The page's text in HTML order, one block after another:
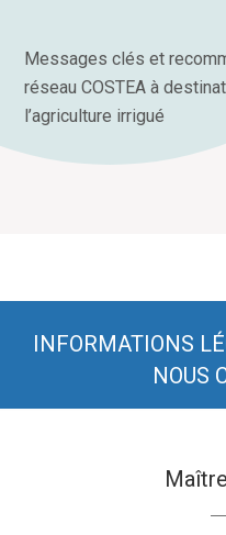
Messages clés et
réseau COSTEA à
l’agriculture irrigué
INFORMATIONS
NOUS